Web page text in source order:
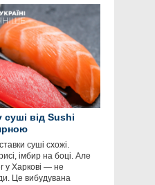
від Sushi
суші схожі.
імбир на боці. Але
у Харкові — не
Це вибудувана